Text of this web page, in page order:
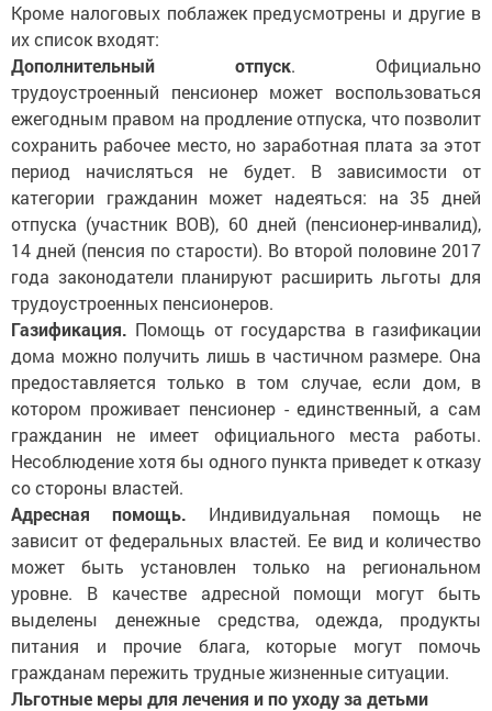
Кроме налоговых поблажек предусмотрены и другие в
их список входят:
Дополнительный отпуск. Официально
трудоустроенный пенсионер может воспользоваться
ежегодным правом на продление отпуска, что позволит
сохранить рабочее место, но заработная плата за этот
период начисляться не будет. В зависимости от
категории гражданин может надеяться: на 35 дней
отпуска (участник ВОВ), 60 дней (пенсионер-инвалид),
14 дней (пенсия по старости). Во второй половине 2017
года законодатели планируют расширить льготы для
трудоустроенных пенсионеров.
Газификация. Помощь от государства в газификации
дома можно получить лишь в частичном размере. Она
предоставляется только в том случае, если дом, в
котором проживает пенсионер - единственный, а сам
гражданин не имеет официального места работы.
Несоблюдение хотя бы одного пункта приведет к отказу
со стороны властей.
Адресная помощь. Индивидуальная помощь не
зависит от федеральных властей. Ее вид и количество
может быть установлен только на региональном
уровне. В качестве адресной помощи могут быть
выделены денежные средства, одежда, продукты
питания и прочие блага, которые могут помочь
гражданам пережить трудные жизненные ситуации.
Льготные меры для лечения и по уходу за детьми